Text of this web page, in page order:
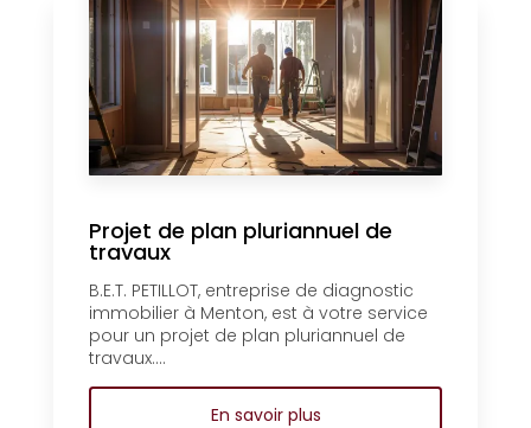
Projet de plan pluriannuel de
travaux
B.E.T. PETILLOT, entreprise de diagnostic
immobilier à Menton, est à votre service
pour un projet de plan pluriannuel de
travaux....
En savoir plus